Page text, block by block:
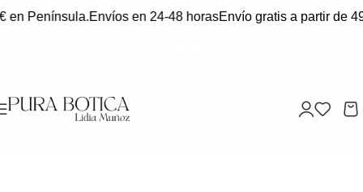
en Península.Envíos en 24-48 horasEnvío gratis a partir de